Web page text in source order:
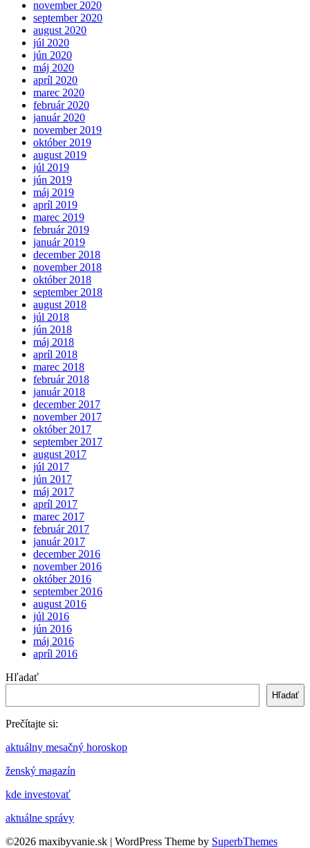
november 2020
september 2020
august 2020
júl 2020
jún 2020
máj 2020
apríl 2020
marec 2020
február 2020
január 2020
november 2019
október 2019
august 2019
júl 2019
jún 2019
máj 2019
apríl 2019
marec 2019
február 2019
január 2019
december 2018
november 2018
október 2018
september 2018
august 2018
júl 2018
jún 2018
máj 2018
apríl 2018
marec 2018
február 2018
január 2018
december 2017
november 2017
október 2017
september 2017
august 2017
júl 2017
jún 2017
máj 2017
apríl 2017
marec 2017
február 2017
január 2017
december 2016
november 2016
október 2016
september 2016
august 2016
júl 2016
jún 2016
máj 2016
apríl 2016
Hľadať
Hľadať
Prečítajte si:
aktuálny mesačný horoskop
ženský magazín
kde investovať
aktuálne správy
©2026 maxibyvanie.sk | WordPress Theme by SuperbThemes